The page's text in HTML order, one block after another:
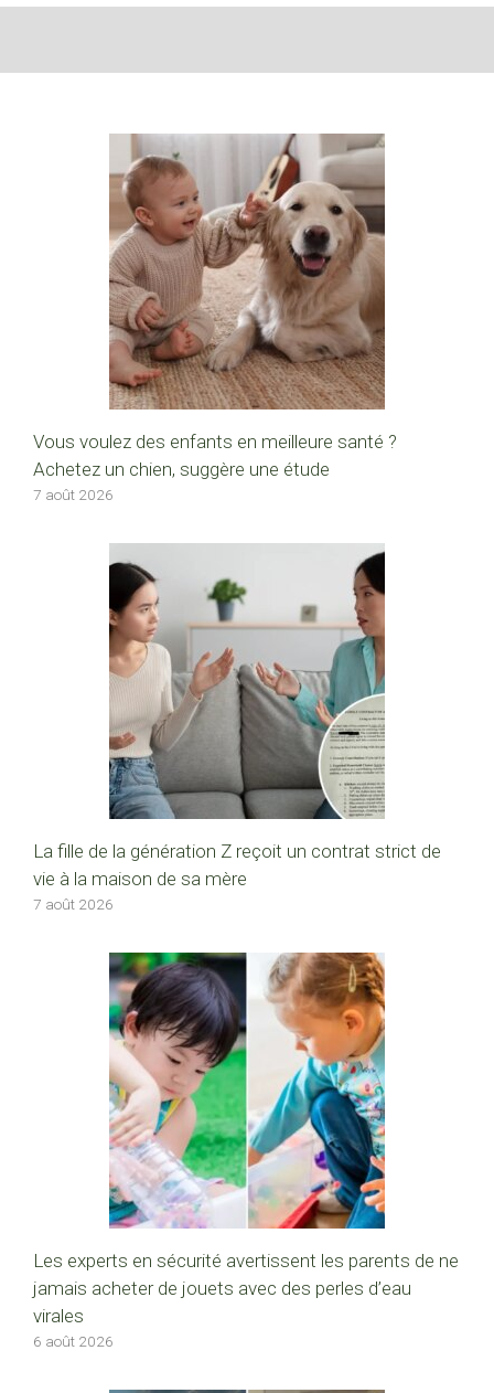
Vous voulez des enfants en meilleure santé ?
Achetez un chien, suggère une étude
7 août 2026
La fille de la génération Z reçoit un contrat strict de
vie à la maison de sa mère
7 août 2026
Les experts en sécurité avertissent les parents de ne
jamais acheter de jouets avec des perles d’eau
virales
6 août 2026